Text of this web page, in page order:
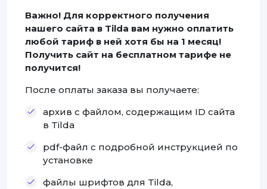
Важно! Для корректного получения
нашего сайта в Tilda вам нужно оплатить
любой тариф в ней хотя бы на 1 месяц!
Получить сайт на бесплатном тарифе не
получится!
После оплаты заказа вы получаете:
архив с файлом, содержащим ID сайта
в Tilda
pdf-файл с подробной инструкцией по
установке
файлы шрифтов для Tilda,